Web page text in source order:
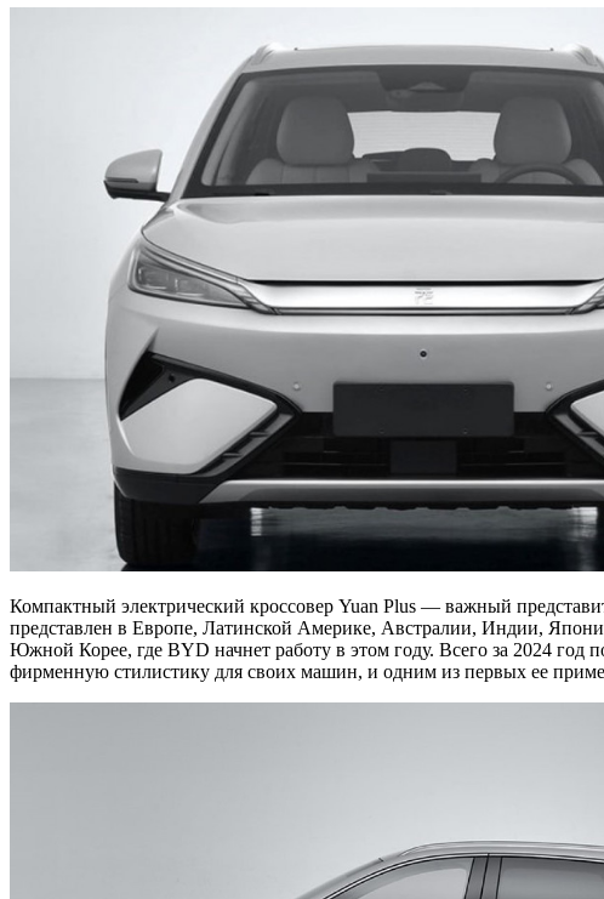
Компактный электрический кроссовер Yuan Plus — важный
представлен в Европе, Латинской Америке, Австралии, Индии,
Южной Корее, где BYD начнет работу в этом году. Всего за 2024
фирменную стилистику для своих машин, и одним из первых ее